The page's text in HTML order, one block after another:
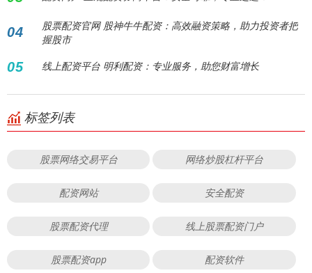
04
股票配资官网 股神牛牛配资：高效融资策略，助力投资者把
握股市
05 线上配资平台 明利配资：专业服务，助您财富增长
标签列表
股票网络交易平台 网络炒股杠杆平台
配资网站 安全配资
股票配资代理 线上股票配资门户
股票配资app 配资软件